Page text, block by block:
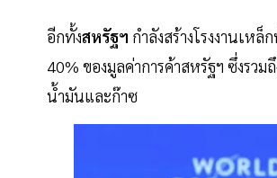
อีกทั้งสหรัฐฯ กำลังสร้างโรงงานเห
40% ของมูลค่าการค้าสหรัฐฯ ซึ่งรว
น้ำมันและก๊าซ